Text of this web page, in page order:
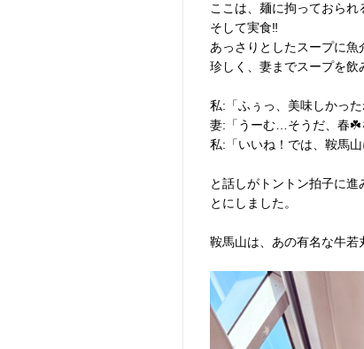
ここは、麺に拘っておられ
そして実食‼︎
あっさりとしたスープに魚
珍しく、妻までスープを飲
私:「ふぅっ、美味しかっ
妻:「うーむ…そうだ、春☘️
私:「いいね！では、鞍馬山
と話しがトントン拍子に
とにしました。
鞍馬山は、あの有名な牛若